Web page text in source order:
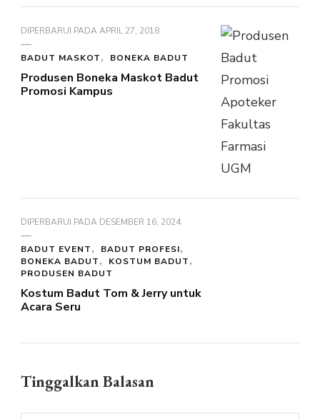
DIPERBARUI PADAAPRIL 27, 2018
BADUT MASKOT BONEKA BADUT
Produsen Boneka Maskot Badut
Promosi Kampus
DIPERBARUI PADA DESEMBER 16, 2024
BADUT EVENT
BADUT PROFESI
BONEKA BADUT
KOSTUM BADUT
PRODUSEN BADUT
Kostum Badut Tom & Jerry untuk
Acara Seru
Tinggalkan Balasan